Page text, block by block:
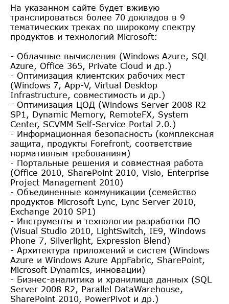
На указанном сайте будет вживую
транслироваться более 70 докладов в 9
тематических треках по широкому спектру
продуктов и технологий Microsoft:
- Облачные вычисления (Windows Azure, SQL
Azure, Office 365, Private Cloud и др.)
- Оптимизация клиентских рабочих мест
(Windows 7, App-V, Virtual Desktop
Infrastructure, совместимость и др.)
- Оптимизация ЦОД (Windows Server 2008 R2
SP1, Dynamic Memory, RemoteFX, System
Center, SCVMM Self-Service Portal 2.0.)
- Информационная безопасность (комплексная
защита, продукты Forefrоnt, соответствие
нормативным требованиям)
- Портальные решения и совместная работа
(Office 2010, SharePoint 2010, Visio, Enterprise
Project Management 2010)
- Объединенные коммуникации (семейство
продуктов Microsoft Lync, Lync Server 2010,
Exchange 2010 SP1)
- Инструменты и технологии разработки ПО
(Visual Studio 2010, LightSwitch, IE9, Windows
Phone 7, Silverlight, Expression Blend)
- Архитектура приложений и систем (Windows
Azure и Windows Azure AppFabric, SharePoint,
Microsoft Dynamics, инновации)
- Бизнес-аналитика и хранилища данных (SQL
Server 2008 R2, Parallel DataWarehouse,
SharePoint 2010, PowerPivot и др.)